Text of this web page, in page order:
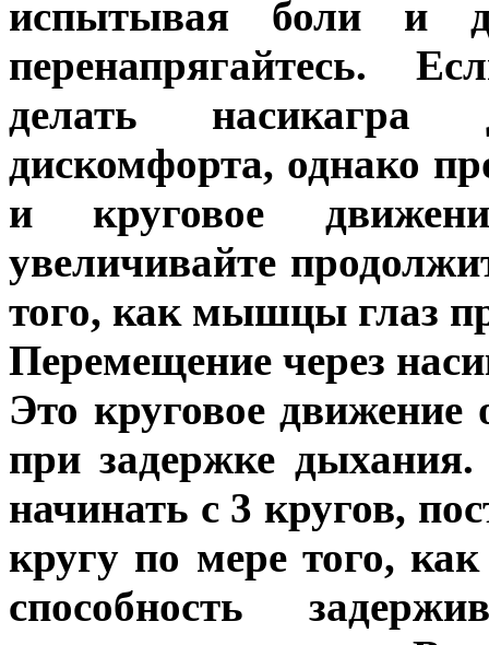
испытывая боли и
перенапрягайтесь.
делать
дискомфорта, однако
и круговое
увеличивайте
того, как мышцы глаз
Перемещение через
Это круговое движение
при задержке
начинать с 3 кругов,
кругу по мере того,
способность